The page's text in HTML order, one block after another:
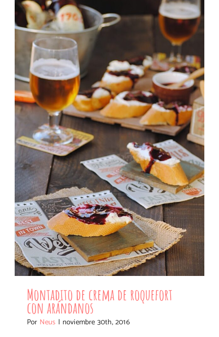
Montadito de crema de roquefort con
arándanos
Montadito de crema de roquefort
con arándanos
Por Neus | noviembre 30th, 2016